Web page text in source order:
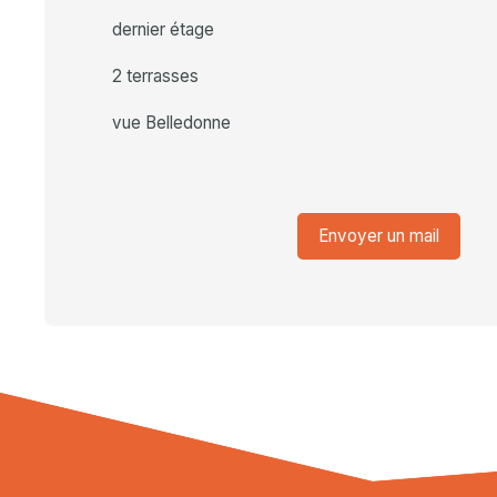
dernier étage
2 terrasses
vue Belledonne
Envoyer un mail